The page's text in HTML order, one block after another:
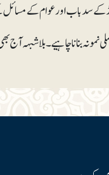
کے سدباب اور عوام کے
نمونہ بنانا چاہیے۔بلاشبہہ